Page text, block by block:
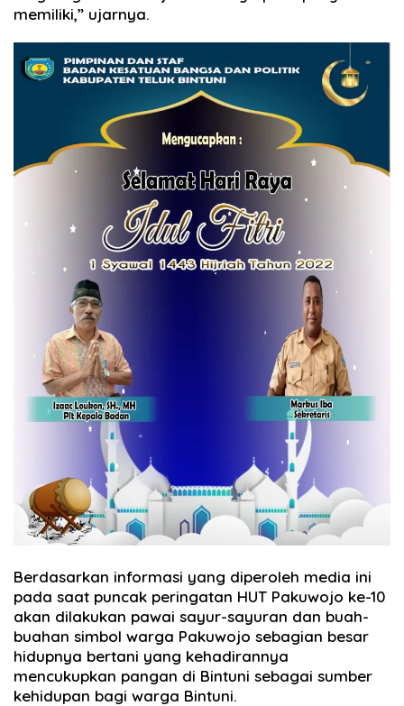
memiliki,” ujarnya.
Berdasarkan informasi yang diperoleh media ini
pada saat puncak peringatan HUT Pakuwojo ke-10
akan dilakukan pawai sayur-sayuran dan buah-
buahan simbol warga Pakuwojo sebagian besar
hidupnya bertani yang kehadirannya
mencukupkan pangan di Bintuni sebagai sumber
kehidupan bagi warga Bintuni.